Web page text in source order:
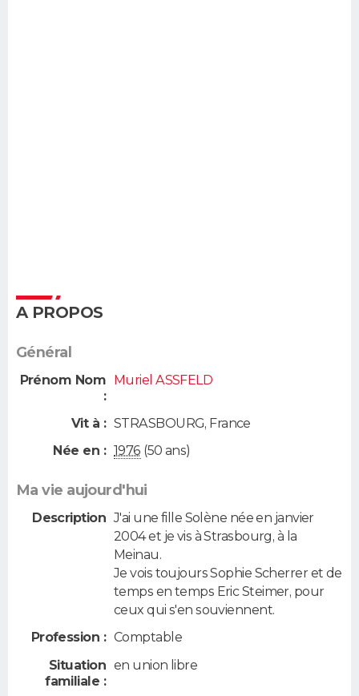
A PROPOS
Général
Prénom Nom
:
Muriel ASSFELD
Vit à : STRASBOURG, France
Née en : 1976 (50 ans)
Ma vie aujourd'hui
Description J'ai une fille Solène née en janvier
2004 et je vis à Strasbourg, à la
Meinau.
Je vois toujours Sophie Scherrer et de
temps en temps Eric Steimer, pour
ceux qui s'en souviennent.
Profession : Comptable
Situation
familiale :
en union libre